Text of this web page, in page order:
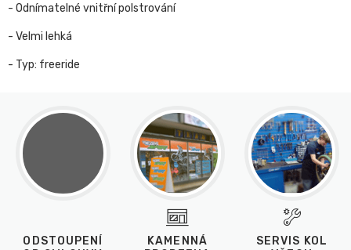
- Odnímatelné vnitřní polstrování
- Velmi lehká
- Typ: freeride
ODSTOUPENÍ
KAMENNÁ
SERVIS KOL